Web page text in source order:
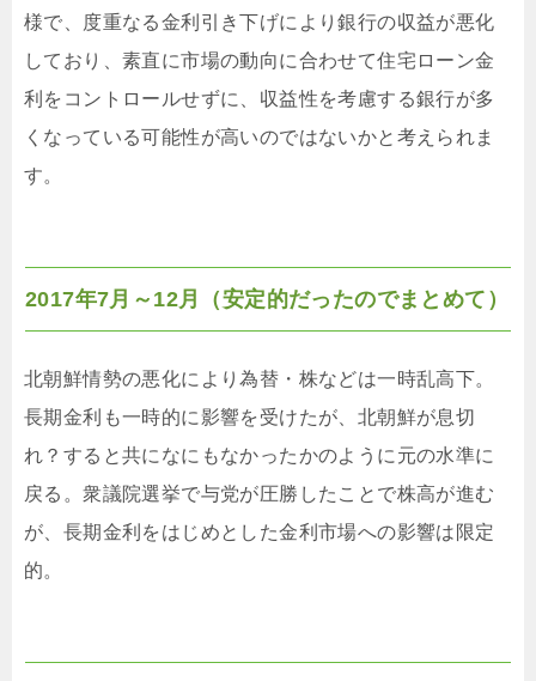
様で、度重なる金利引き下げにより銀行の収益が悪化
しており、素直に市場の動向に合わせて住宅ローン金
利をコントロールせずに、収益性を考慮する銀行が多
くなっている可能性が高いのではないかと考えられま
す。
2017年7月～12月（安定的だったのでまとめて）
北朝鮮情勢の悪化により為替・株などは一時乱高下。
長期金利も一時的に影響を受けたが、北朝鮮が息切
れ？すると共になにもなかったかのように元の水準に
戻る。衆議院選挙で与党が圧勝したことで株高が進む
が、長期金利をはじめとした金利市場への影響は限定
的。